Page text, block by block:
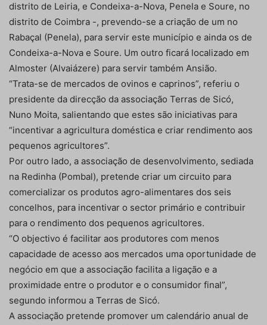
distrito de Leiria, e Condeixa-a-Nova, Penela e Soure, no
distrito de Coimbra -, prevendo-se a criação de um no
Rabaçal (Penela), para servir este município e ainda os de
Condeixa-a-Nova e Soure. Um outro ficará localizado em
Almoster (Alvaiázere) para servir também Ansião.
“Trata-se de mercados de ovinos e caprinos”, referiu o
presidente da direcção da associação Terras de Sicó,
Nuno Moita, salientando que estes são iniciativas para
“incentivar a agricultura doméstica e criar rendimento aos
pequenos agricultores”.
Por outro lado, a associação de desenvolvimento, sediada
na Redinha (Pombal), pretende criar um circuito para
comercializar os produtos agro-alimentares dos seis
concelhos, para incentivar o sector primário e contribuir
para o rendimento dos pequenos agricultores.
“O objectivo é facilitar aos produtores com menos
capacidade de acesso aos mercados uma oportunidade de
negócio em que a associação facilita a ligação e a
proximidade entre o produtor e o consumidor final”,
segundo informou a Terras de Sicó.
A associação pretende promover um calendário anual de